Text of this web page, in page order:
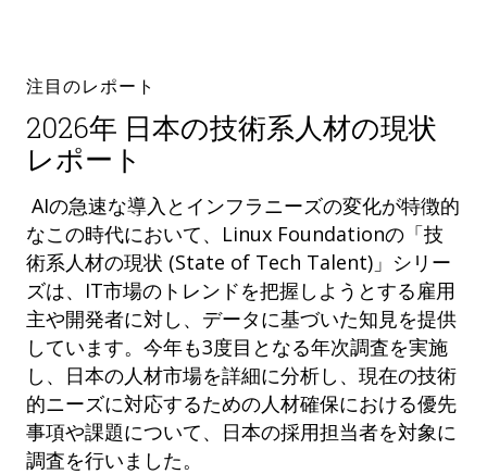
注目のレポート
2026年 日本の技術系人材の現状
レポート
AIの急速な導入とインフラニーズの変化が特徴的
なこの時代において、Linux Foundationの「技
術系人材の現状 (State of Tech Talent)」シリー
ズは、IT市場のトレンドを把握しようとする雇用
主や開発者に対し、データに基づいた知見を提供
しています。今年も3度目となる年次調査を実施
し、日本の人材市場を詳細に分析し、現在の技術
的ニーズに対応するための人材確保における優先
事項や課題について、日本の採用担当者を対象に
調査を行いました。